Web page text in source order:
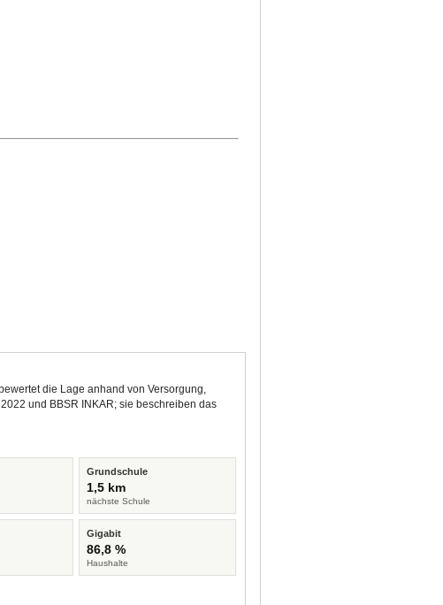
die Lage anhand von Versorgung,
und BBSR INKAR; sie beschreiben das
Grundschule
1,5 km
nächste Schule
Gigabit
86,8 %
Haushalte